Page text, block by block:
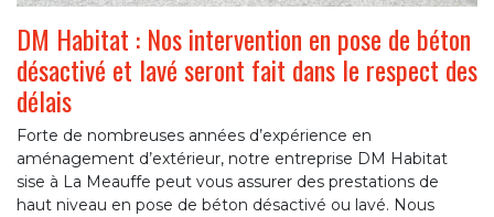
DM Habitat : Nos intervention en pose de béton
désactivé et lavé seront fait dans le respect des
délais
Forte de nombreuses années d’expérience en
aménagement d’extérieur, notre entreprise DM Habitat
sise à La Meauffe peut vous assurer des prestations de
haut niveau en pose de béton désactivé ou lavé. Nous